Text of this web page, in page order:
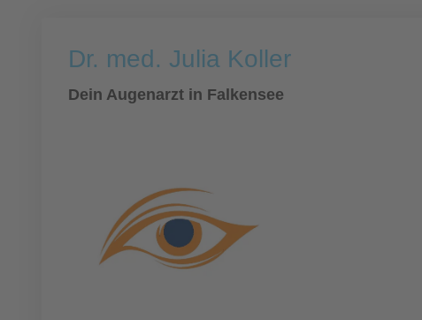
Dr. med. Julia Koller
Dein Augenarzt in Falkensee